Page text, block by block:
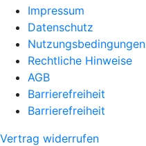
Impressum
Datenschutz
Nutzungsbedingungen
Rechtliche Hinweise
AGB
Barrierefreiheit
Barrierefreiheit
Vertrag widerrufen